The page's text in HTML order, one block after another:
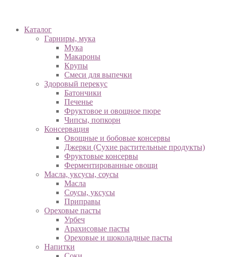
Каталог
Гарниры, мука
Мука
Макароны
Крупы
Смеси для выпечки
Здоровый перекус
Батончики
Печенье
Фруктовое и овощное пюре
Чипсы, попкорн
Консервация
Овощные и бобовые консервы
Джерки (Сухие растительные продукты)
Фруктовые консервы
Ферментированные овощи
Масла, уксусы, соусы
Масла
Соусы, уксусы
Приправы
Ореховые пасты
Урбеч
Арахисовые пасты
Ореховые и шоколадные пасты
Напитки